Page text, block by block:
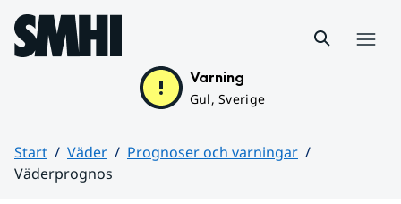
Hoppa till sidans innehåll
Varning
Gul, Sverige
Start Väder
Prognoser och varningar
Väderprognos